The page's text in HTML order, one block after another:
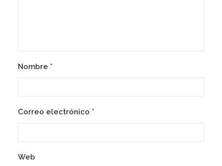
Nombre *
Correo electrónico *
Web